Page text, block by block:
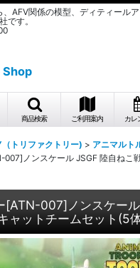
AFV関係の模型、ディティール
です。
Shop
商品検索 ご利用案内 カレ
トリファクトリー) > アニマルト
007]ノンスケール JSGF 陸自ねこ
[ATN-007]ノンスケー
ャットチームセット(5